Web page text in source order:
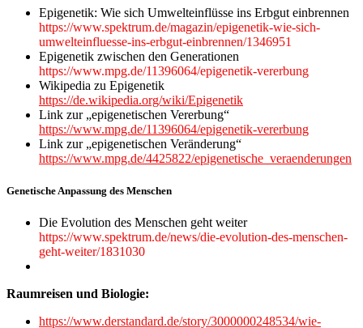
Epigenetik: Wie sich Umwelteinflüsse ins Erbgut einbrennen
https://www.spektrum.de/magazin/epigenetik-wie-sich-
umwelteinfluesse-ins-erbgut-einbrennen/1346951
Epigenetik zwischen den Generationen
https://www.mpg.de/11396064/epigenetik-vererbung
Wikipedia zu Epigenetik
https://de.wikipedia.org/wiki/Epigenetik
Link zur „epigenetischen Vererbung“
https://www.mpg.de/11396064/epigenetik-vererbung
Link zur „epigenetischen Veränderung“
https://www.mpg.de/4425822/epigenetische_veraenderungen
Genetische Anpassung des Menschen
Die Evolution des Menschen geht weiter
https://www.spektrum.de/news/die-evolution-des-menschen-
geht-weiter/1831030
Raumreisen und Biologie:
https://www.derstandard.de/story/3000000248534/wie-